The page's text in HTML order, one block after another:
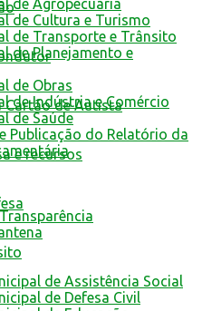
Cartão de Autista
e recursos
de Agropecuária
de Cultura e Turismo
de Transporte e Trânsito
de Planejamento e
de Obras
de Indústria e Comércio
de Saúde
Publicação do Relatório da
de Assistência Social
de Defesa Civil